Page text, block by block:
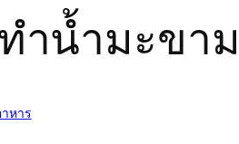
ำน้ำมะขา
หาร